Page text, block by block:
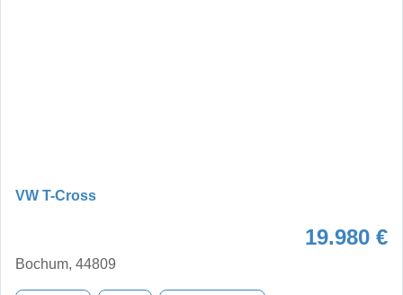
VW T-Cross
19.980 €
Bochum, 44809